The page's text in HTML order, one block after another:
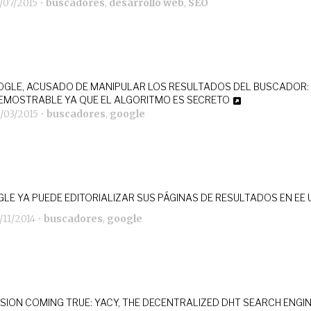
07/2015 • buscadores, desarrollo web, SEO
ACUSADO DE MANIPULAR LOS RESULTADOS DEL BUSCADOR:
YA QUE EL ALGORITMO ES SECRETO
03/2015 • buscadores, google
YA PUEDE EDITORIALIZAR SUS PÁGINAS DE RESULTADOS EN EE
11/2014 • buscadores, google
COMING TRUE: YACY, THE DECENTRALIZED DHT SEARCH